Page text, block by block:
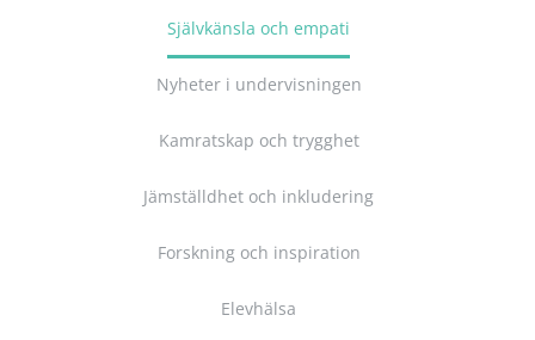
Självkänsla och empati
Nyheter i undervisningen
Kamratskap och trygghet
Jämställdhet och inkludering
Forskning och inspiration
Elevhälsa